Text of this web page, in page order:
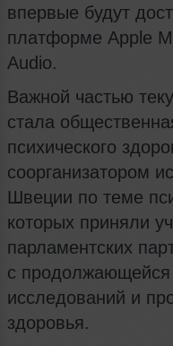
впервые будут
платформе Apple
Audio.
Важной частью
стала
психического
соорганизатором
Швеции по теме
которых приняли
парламентских
с
исследований и
здоровья.